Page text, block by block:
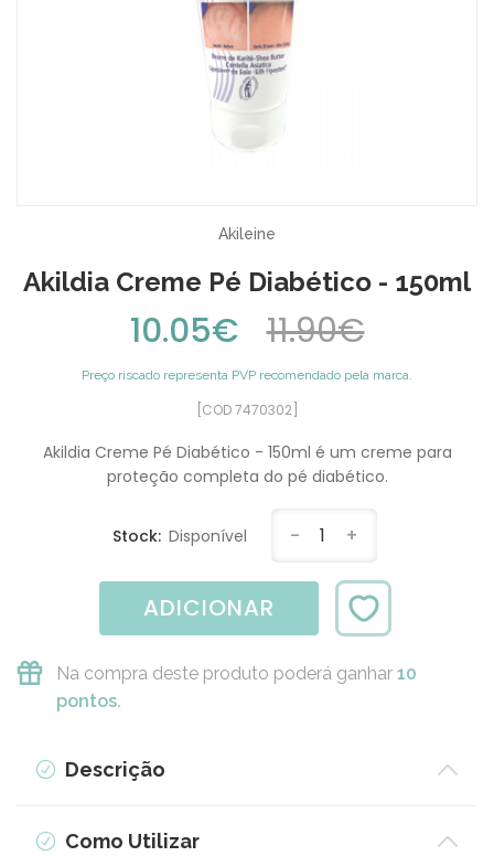
Akileine
Akildia Creme Pé Diabético - 150ml
10.05€ 11.90€
Preço riscado representa PVP recomendado pela marca.
[COD 7470302]
Akildia Creme Pé Diabético - 150ml é um creme para
proteção completa do pé diabético.
Stock: Disponível - 1 +
ADICIONAR
Na compra deste produto poderá ganhar 10
pontos.
Descrição
Como Utilizar